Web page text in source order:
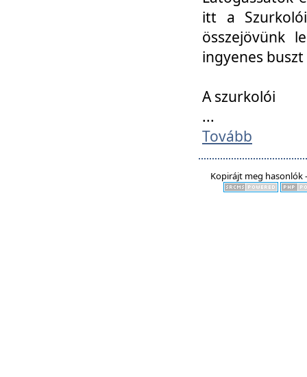
itt a
összejövünk
ingyenes
A szurkolói
...
Tovább
Kopirájt meg hasonlók